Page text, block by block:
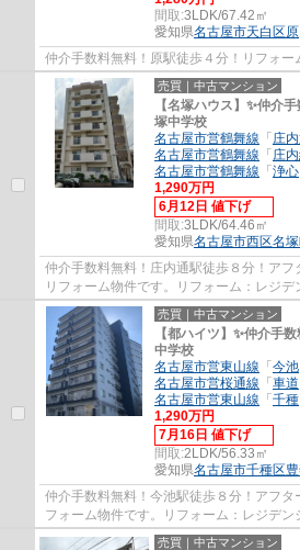
間取:3LDK/67.42㎡
愛知県名古屋市天白区原
仲介手数料無料！原駅徒歩４分！リフォー
売買｜中古マンション
【名塚ハウス】✨️仲介
塚中学校
名古屋市営鶴舞線 「 庄
名古屋市営鶴舞線 「 庄
名古屋市営鶴舞線 「 浄心
1,290万円
6月12日 値下げ
間取:3LDK/64.46㎡
愛知県名古屋市西区名
仲介手数料無料！庄内通駅徒歩８分！ア
リフォーム物件です。リフォーム：レジ
売買｜中古マンション
【都ハイツ】✨️仲介手
中学校
名古屋市営東山線 「 今池
名古屋市営桜通線 「 車道
名古屋市営東山線 「 千種
1,290万円
7月16日 値下げ
間取:2LDK/56.33㎡
愛知県名古屋市千種区
仲介手数料無料！今池駅徒歩８分！アフタ
フォーム物件です。リフォーム：レジデ
店 分譲主：野松建設㈱
売買｜中古マンション